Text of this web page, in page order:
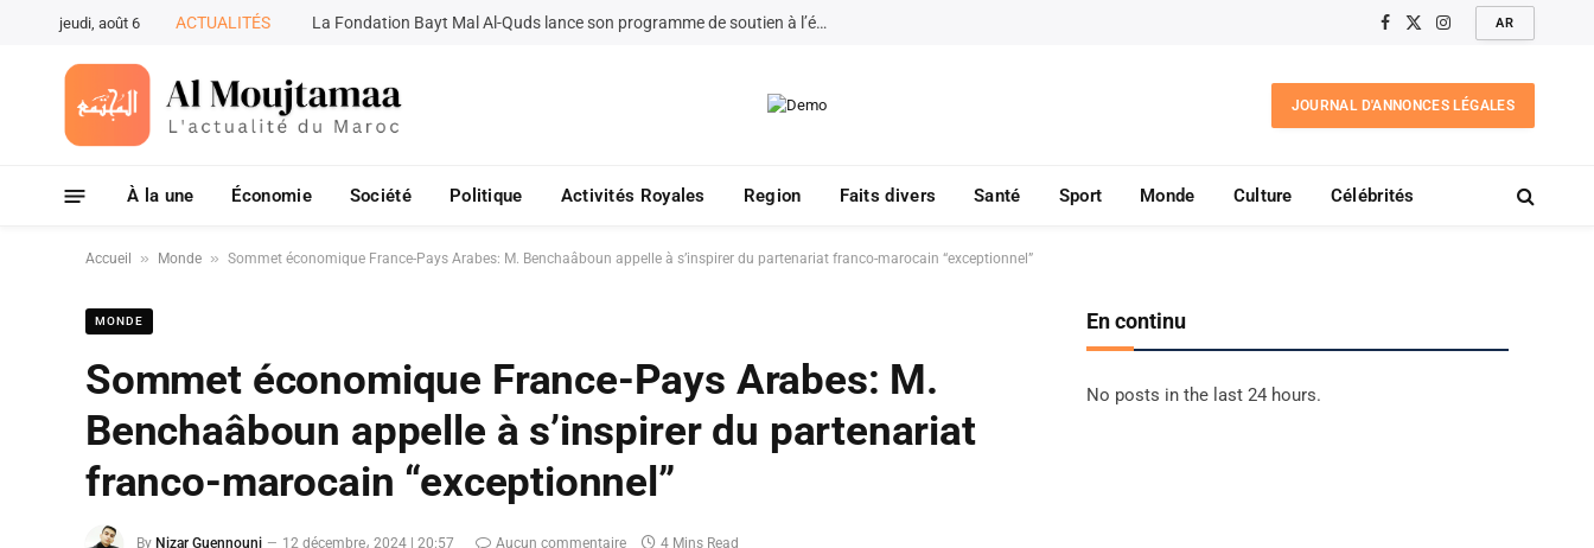
jeudi, août 6 ACTUALITÉS La Fondation Bayt Mal Al-Quds lance son programme de soutien à l’éducation à Jérusalem pour 2026
Facebook
X
Instagram
AR
JOURNAL D'ANNONCES LÉGALES
À la une Économie Société Politique Activités Royales Region Faits divers Santé Sport Monde Culture Célébrités
Accueil » Monde » Sommet économique France-Pays Arabes: M. Benchaâboun appelle à s’inspirer du partenariat franco-marocain “exceptionnel”
MONDE
Sommet économique France-Pays Arabes: M.
Benchaâboun appelle à s’inspirer du partenariat
franco-marocain “exceptionnel”
By Nizar Guennouni 12 décembre، 2024 | 20:57 Aucun commentaire 4 Mins Read
En continu
No posts in the last 24 hours.